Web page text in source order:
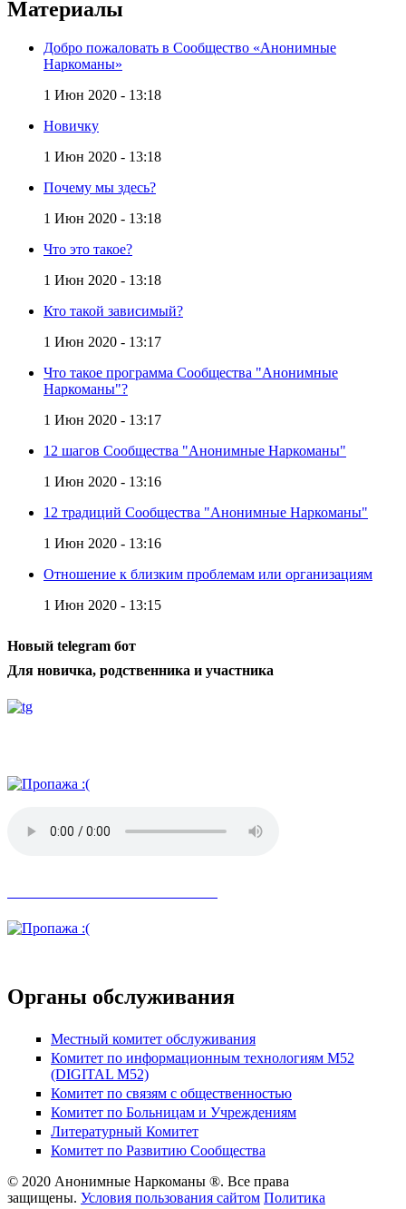
Материалы
Добро пожаловать в Сообщество «Анонимные
Наркоманы»
1 Июн 2020 - 13:18
Новичку
1 Июн 2020 - 13:18
Почему мы здесь?
1 Июн 2020 - 13:18
Что это такое?
1 Июн 2020 - 13:18
Кто такой зависимый?
1 Июн 2020 - 13:17
Что такое программа Сообщества "Анонимные
Наркоманы"?
1 Июн 2020 - 13:17
12 шагов Сообщества "Анонимные Наркоманы"
1 Июн 2020 - 13:16
12 традиций Сообщества "Анонимные Наркоманы"
1 Июн 2020 - 13:16
Отношение к близким проблемам или организациям
1 Июн 2020 - 13:15
Новый telegram бот
Для новичка, родственника и участника
Органы обслуживания
Местный комитет обслуживания
Комитет по информационным технологиям М52
(DIGITAL M52)
Комитет по связям с общественностью
Комитет по Больницам и Учреждениям
Литературный Комитет
Комитет по Развитию Сообщества
© 2020 Анонимные Наркоманы ®. Все права
защищены. Условия пользования сайтом Политика